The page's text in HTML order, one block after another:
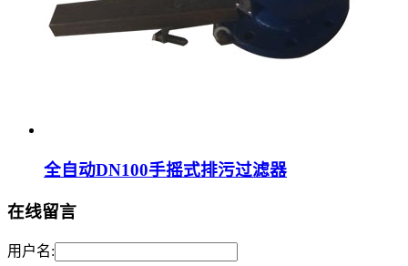
全自动DN100手摇式排污过滤器
在线留言
用户名: